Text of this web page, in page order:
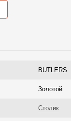
BUTLERS
Золотой
Столик